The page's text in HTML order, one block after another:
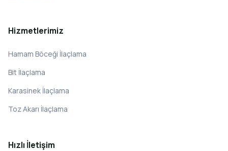
Hizmetlerimiz
Hamam Böceği İlaçlama
Bit İlaçlama
Karasinek İlaçlama
Toz Akarı İlaçlama
Hızlı İletişim